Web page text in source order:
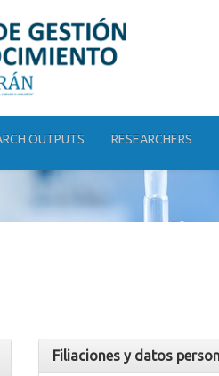
OUTPUTS RESEARCHERS
Filiaciones y datos